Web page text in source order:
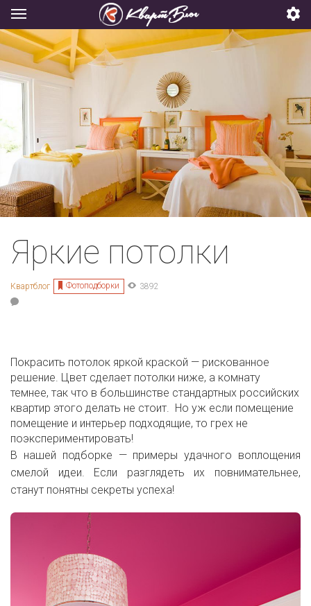
Яркие потолки
Квартблог Фотоподборки 3892
Покрасить потолок яркой краской — рискованное
решение. Цвет сделает потолки ниже, а комнату
темнее, так что в большинстве стандартных российских
квартир этого делать не стоит. Но уж если помещение
помещение и интерьер подходящие, то грех не
поэкспериментировать!
В нашей подборке — примеры удачного воплощения
смелой идеи. Если разглядеть их повнимательнее,
станут понятны секреты успеха!